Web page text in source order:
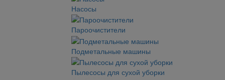
Насосы
Пароочистители
Подметальные машины
Пылесосы для сухой уборки